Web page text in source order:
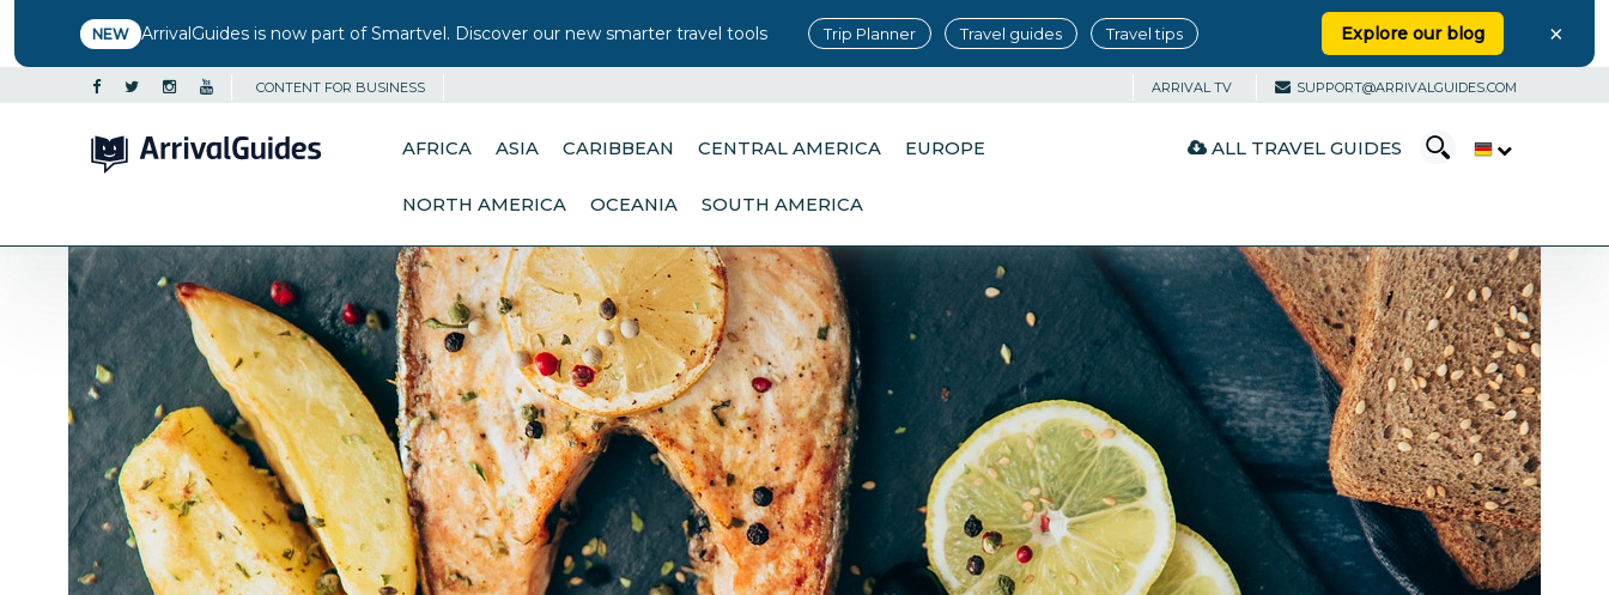
NEW ArrivalGuides is now part of Smartvel. Discover our new smarter travel tools Trip Planner Travel guides Travel tips Explore our blog ×
CONTENT FOR BUSINESS ARRIVAL TV SUPPORT@ARRIVALGUIDES.COM
AFRICA ASIA CARIBBEAN CENTRAL AMERICA EUROPE
NORTH AMERICA OCEANIA SOUTH AMERICA
ALL TRAVEL GUIDES